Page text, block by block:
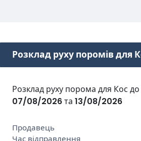
Розклад руху поромів для
Розклад руху порома для Кос до
07/08/2026та 13/08/2026